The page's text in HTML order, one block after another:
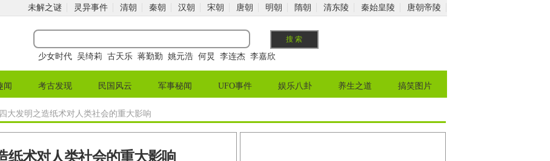
未解之谜 灵异事件 清朝 秦朝 汉朝 宋朝 唐朝 明朝 隋朝 清东陵 秦始皇陵 唐朝帝陵
少女时代 吴绮莉 古天乐 蒋勤勤 姚元浩 何炅 李连杰 李嘉欣
闻 考古发现 民国风云 军事秘闻 UFO事件 娱乐八卦 养生之道 搞笑图片
大发明之造纸术对人类社会的重大影响
纸术对人类社会的重大影响